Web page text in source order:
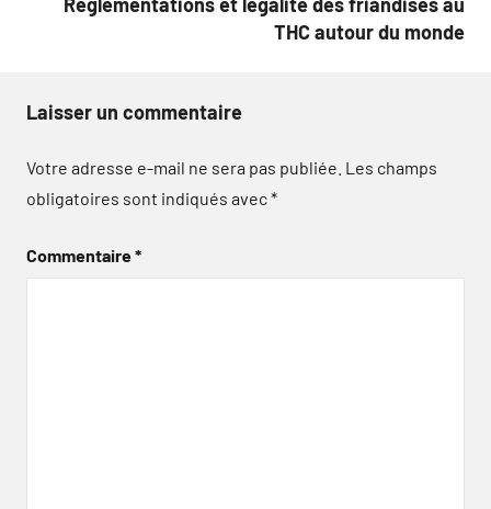
THC autour du monde
Laisser un commentaire
Votre adresse e-mail ne sera pas publiée. Les champs
obligatoires sont indiqués avec*
Commentaire*